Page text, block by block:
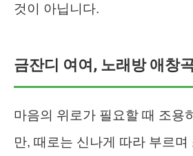
것이 아닙니다.
금잔디 여여, 노래방 애창
마음의 위로가 필요할 때 조용
만, 때로는 신나게 따라 부르며